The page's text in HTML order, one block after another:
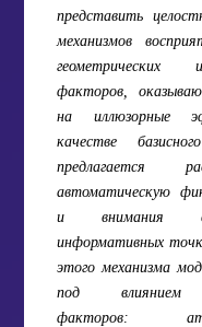
представить
механизмов
факторов,
на иллюзорные
качестве
предлагается
автоматическую
и внимания
информативных
этого механизма
под влиянием
факторов: